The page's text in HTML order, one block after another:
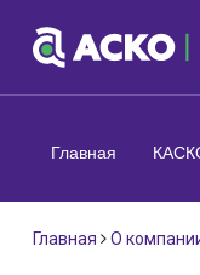
Главная
Главная О